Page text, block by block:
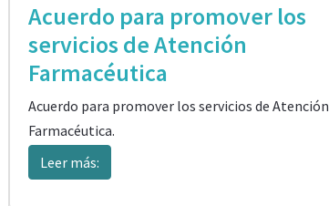
Acuerdo para promover los
servicios de Atención
Farmacéutica
Acuerdo para promover los servicios de Atención
Farmacéutica.
Leer más: